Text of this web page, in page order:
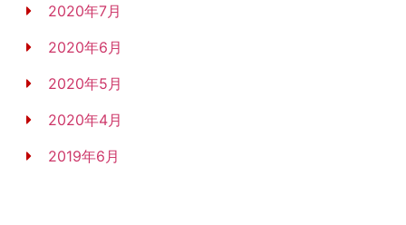
2020年7月
2020年6月
2020年5月
2020年4月
2019年6月